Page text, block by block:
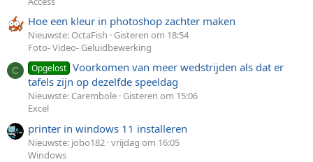
Hoe een kleur in photoshop zachter maken
Nieuwste: OctaFish
Gisteren om 18:54
Foto- Video- Geluidbewerking
C Opgelost Voorkomen van meer wedstrijden als dat er
tafels zijn op dezelfde speeldag
Nieuwste: Carembole Gisteren om 15:06
Excel
printer in windows 11 installeren
Nieuwste: jobo182 vrijdag om 16:05
Windows